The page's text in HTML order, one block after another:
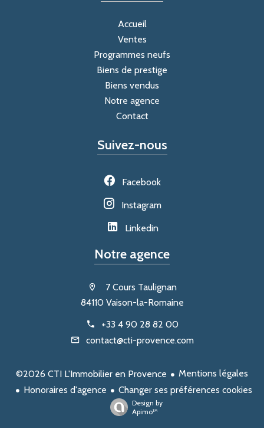
Accueil
Ventes
Programmes neufs
Biens de prestige
Biens vendus
Notre agence
Contact
Suivez-nous
Facebook
Instagram
Linkedin
Notre agence
7 Cours Taulignan
84110 Vaison-la-Romaine
+33 4 90 28 82 00
contact@cti-provence.com
©2026 CTI L'Immobilier en Provence
Mentions légales
Honoraires d'agence
Changer ses préférences cookies
Design by
Apimo™